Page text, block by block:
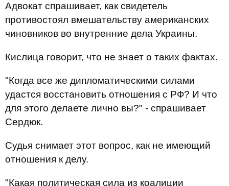
Адвокат спрашивает, как свидетель
противостоял вмешательству американских
чиновников во внутренние дела Украины.
Кислица говорит, что не знает о таких фактах.
"Когда все же дипломатическими силами
удастся восстановить отношения с РФ? И что
для этого делаете лично вы?" - спрашивает
Сердюк.
Судья снимает этот вопрос, как не имеющий
отношения к делу.
"Какая политическая сила из коалиции